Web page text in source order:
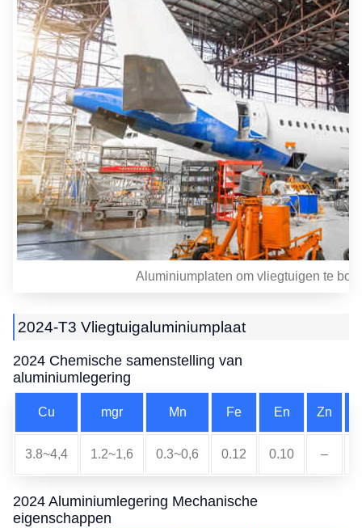
Aluminiumplaten om vliegtuigen te
2024-T3 Vliegtuigaluminiumplaat
2024 Chemische samenstelling van
aluminiumlegering
Cu mgr Mn Fe En Zn
3.8~4,4 1.2~1,6 0.3~0,6 0.12 0.10 –
2024 Aluminiumlegering Mechanische
eigenschappen